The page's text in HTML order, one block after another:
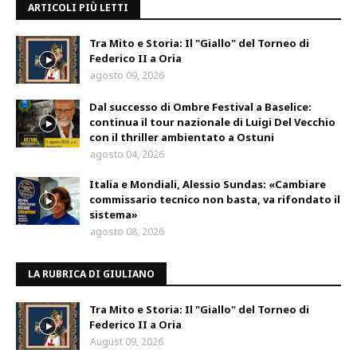
ARTICOLI PIÙ LETTI
Tra Mito e Storia: Il "Giallo" del Torneo di
Federico II a Oria
agosto 09, 2026
Dal successo di Ombre Festival a Baselice:
continua il tour nazionale di Luigi Del Vecchio
con il thriller ambientato a Ostuni
agosto 04, 2026
Italia e Mondiali, Alessio Sundas: «Cambiare
commissario tecnico non basta, va rifondato il
sistema»
agosto 08, 2026
LA RUBRICA DI GIULIANO
Tra Mito e Storia: Il "Giallo" del Torneo di
Federico II a Oria
August 09, 2026